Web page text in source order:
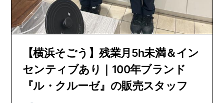
【横浜そごう】残業月5h未満＆イン
センティブあり｜100年ブランド
『ル・クルーゼ』の販売スタッフ